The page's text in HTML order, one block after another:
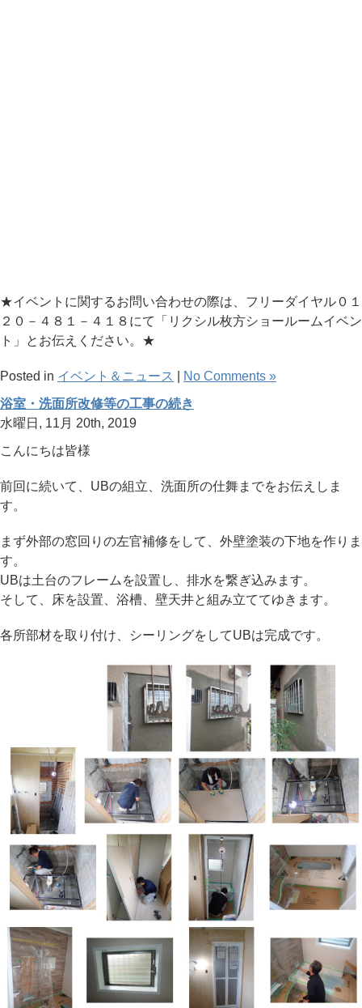
★イベントに関するお問い合わせの際は、フリーダイヤル０１
２０－４８１－４１８にて「リクシル枚方ショールームイベン
ト」とお伝えください。★
Posted in イベント＆ニュース
No Comments »
浴室・洗面所改修等の工事の続き
水曜日, 11月 20th, 2019
こんにちは皆様
前回に続いて、UBの組立、洗面所の仕舞までをお伝えしま
す。
まず外部の窓回りの左官補修をして、外壁塗装の下地を作りま
す。
UBは土台のフレームを設置し、排水を繋ぎ込みます。
そして、床を設置、浴槽、壁天井と組み立ててゆきます。
各所部材を取り付け、シーリングをしてUBは完成です。